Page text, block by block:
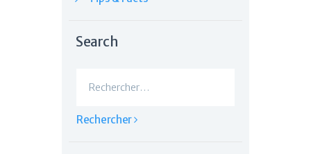
Search